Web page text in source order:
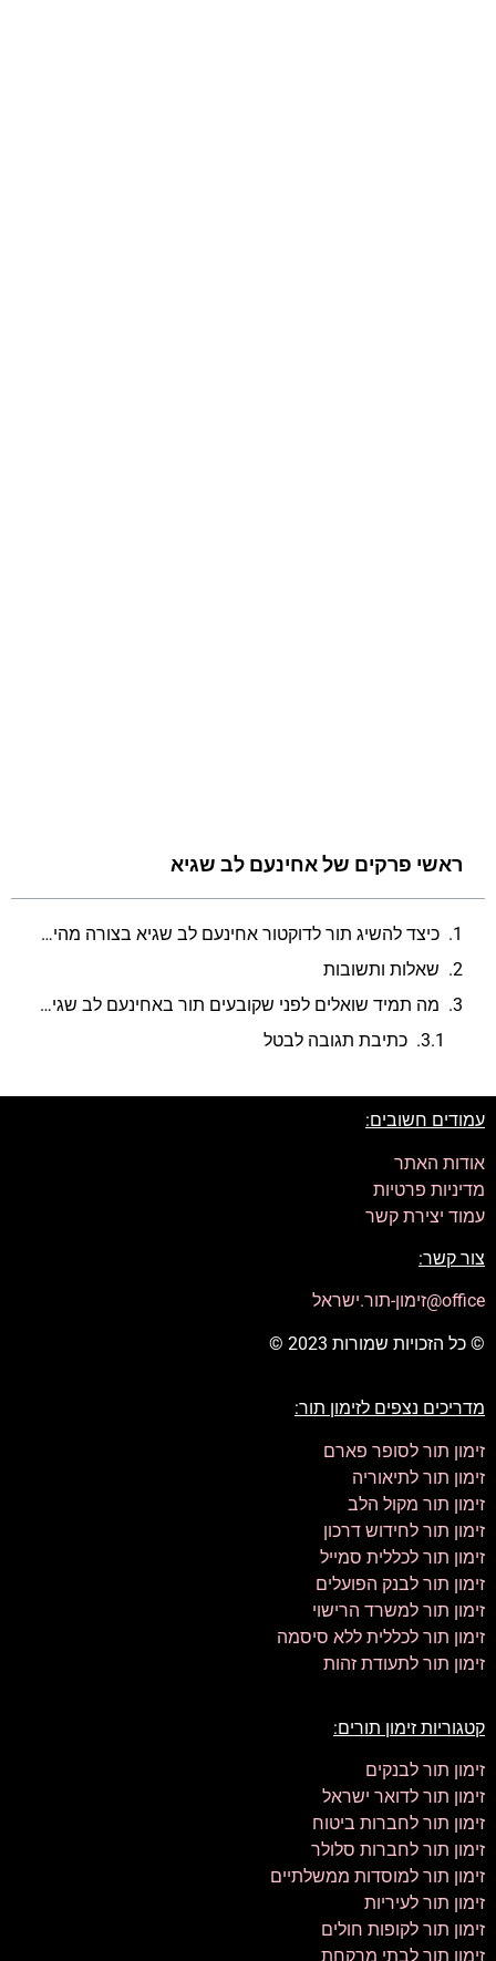
ראשי פרקים של אחינעם לב שגיא
כיצד להשיג תור לדוקטור אחינעם לב שגיא בצורה מהירה ויעילה?
שאלות ותשובות
מה תמיד שואלים לפני שקובעים תור באחינעם לב שגיא?
כתיבת תגובה לבטל
עמודים חשובים:
אודות האתר
מדיניות פרטיות
עמוד יצירת קשר
צור קשר:
office@זימון-תור.ישראל
© כל הזכויות שמורות 2023 ©
מדריכים נצפים לזימון תור:
זימון תור לסופר פארם
זימון תור לתיאוריה
זימון תור מקול הלב
זימון תור לחידוש דרכון
זימון תור לכללית סמייל
זימון תור לבנק הפועלים
זימון תור למשרד הרישוי
זימון תור לכללית ללא סיסמה
זימון תור לתעודת זהות
קטגוריות זימון תורים:
זימון תור לבנקים
זימון תור לדואר ישראל
זימון תור לחברות ביטוח
זימון תור לחברות סלולר
זימון תור למוסדות ממשלתיים
זימון תור לעיריות
זימון תור לקופות חולים
זימון תור לבתי מרקחת